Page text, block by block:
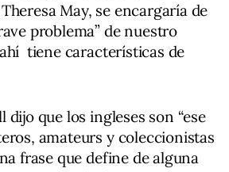
May, se encargaría de
problema” de nuestro
tiene características de
dijo que los ingleses son “ese
amateurs y coleccionistas
frase que define de alguna